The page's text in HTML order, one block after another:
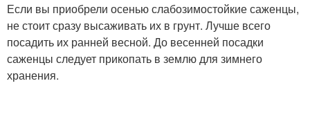
Если вы приобрели осенью слабозимостойкие саженцы,
не стоит сразу высаживать их в грунт. Лучше всего
посадить их ранней весной. До весенней посадки
саженцы следует прикопать в землю для зимнего
хранения.